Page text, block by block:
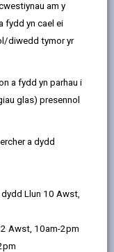
am y
fydd yn cael ei
diwedd tymor yr
a fydd yn parhau i
glas) presennol
a dydd
dydd Llun 10 Awst,
Awst, 10am-2pm
Polisi